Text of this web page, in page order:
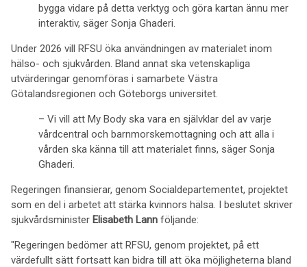
bygga vidare på detta verktyg och göra kartan ännu mer
interaktiv, säger Sonja Ghaderi.
Under 2026 vill RFSU öka användningen av materialet inom
hälso- och sjukvården. Bland annat ska vetenskapliga
utvärderingar genomföras i samarbete Västra
Götalandsregionen och Göteborgs universitet.
– Vi vill att My Body ska vara en självklar del av varje
vårdcentral och barnmorskemottagning och att alla i
vården ska känna till att materialet finns, säger Sonja
Ghaderi.
Regeringen finansierar, genom Socialdepartementet, projektet
som en del i arbetet att stärka kvinnors hälsa. I beslutet skriver
sjukvårdsminister Elisabeth Lann följande:
"Regeringen bedömer att RFSU, genom projektet, på ett
värdefullt sätt fortsatt kan bidra till att öka möjligheterna bland